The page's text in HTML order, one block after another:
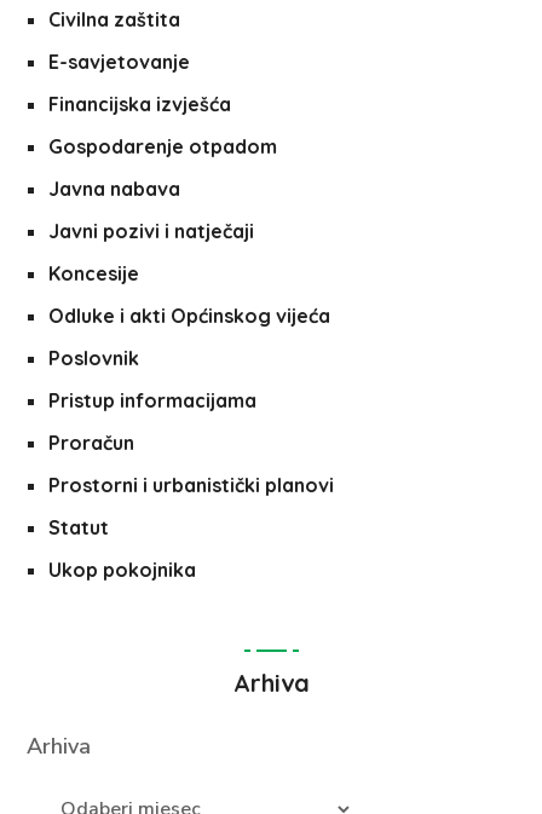
Civilna zaštita
E-savjetovanje
Financijska izvješća
Gospodarenje otpadom
Javna nabava
Javni pozivi i natječaji
Koncesije
Odluke i akti Općinskog vijeća
Poslovnik
Pristup informacijama
Proračun
Prostorni i urbanistički planovi
Statut
Ukop pokojnika
Arhiva
Arhiva